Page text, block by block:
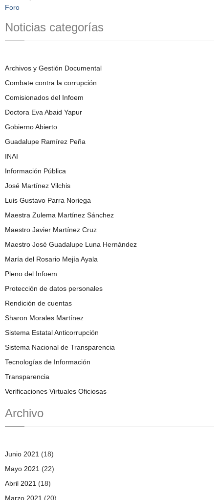
Foro
Noticias categorías
Archivos y Gestión Documental
Combate contra la corrupción
Comisionados del Infoem
Doctora Eva Abaid Yapur
Gobierno Abierto
Guadalupe Ramírez Peña
INAI
Información Pública
José Martínez Vilchis
Luis Gustavo Parra Noriega
Maestra Zulema Martínez Sánchez
Maestro Javier Martínez Cruz
Maestro José Guadalupe Luna Hernández
María del Rosario Mejía Ayala
Pleno del Infoem
Protección de datos personales
Rendición de cuentas
Sharon Morales Martínez
Sistema Estatal Anticorrupción
Sistema Nacional de Transparencia
Tecnologías de Información
Transparencia
Verificaciones Virtuales Oficiosas
Archivo
Junio 2021 (18)
Mayo 2021 (22)
Abril 2021 (18)
Marzo 2021 (20)